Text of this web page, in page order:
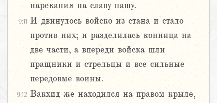
нарекания на славу нашу.
9:11 И двинулось войско из стана и стало
против них; и разделилась конница на
две части, а впереди войска шли
пращники и стрельцы и все сильные
передовые воины.
9:12 Вакхид же находился на правом крыле,